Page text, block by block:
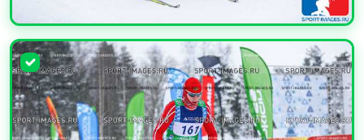
УВЕЛИЧИТЬ